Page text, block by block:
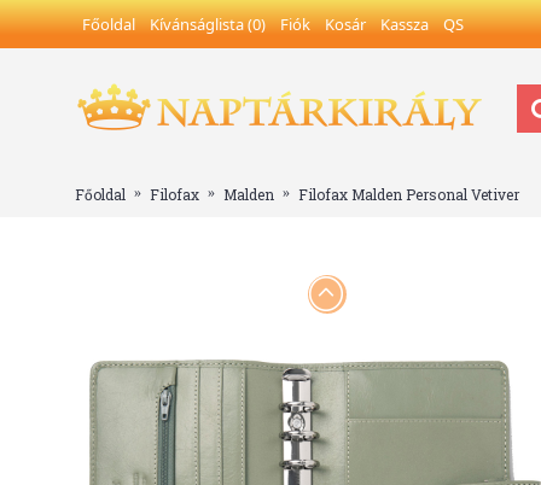
Főoldal Kívánságlista (0) Fiók Kosár Kassza QS
Főoldal Filofax Malden Filofax Malden Personal Vetiver